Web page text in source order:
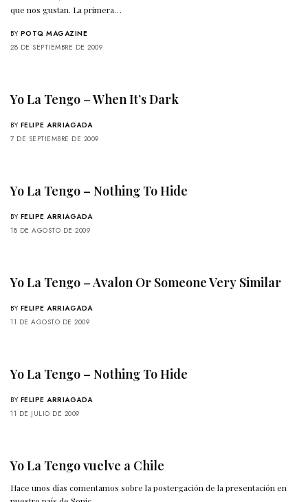
que nos gustan. La primera…
BY POTQ MAGAZINE
28 DE SEPTIEMBRE DE 2009
Yo La Tengo – When It’s Dark
BY FELIPE ARRIAGADA
7 DE SEPTIEMBRE DE 2009
Yo La Tengo – Nothing To Hide
BY FELIPE ARRIAGADA
18 DE AGOSTO DE 2009
Yo La Tengo – Avalon Or Someone Very Similar
BY FELIPE ARRIAGADA
11 DE AGOSTO DE 2009
Yo La Tengo – Nothing To Hide
BY FELIPE ARRIAGADA
11 DE JULIO DE 2009
Yo La Tengo vuelve a Chile
Hace unos días comentamos sobre la postergación de la presentación en